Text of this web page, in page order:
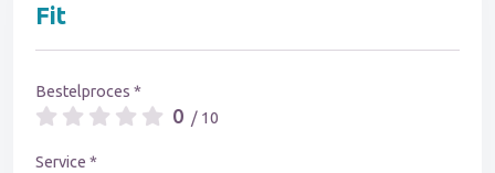
Fit
Bestelproces *
0 / 10
Service *